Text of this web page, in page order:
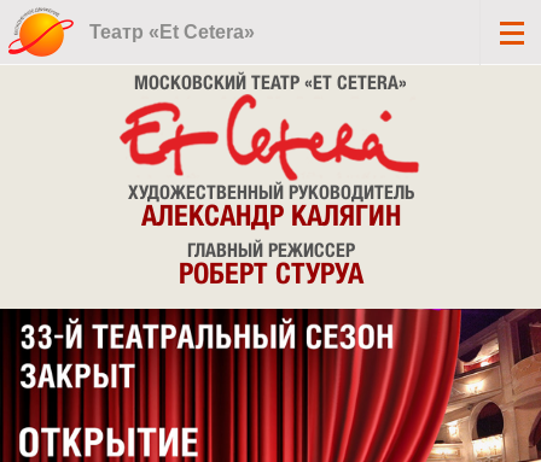
Театр «Et Cetera»
МОСКОВСКИЙ ТЕАТР «ET CETERA»
ХУДОЖЕСТВЕННЫЙ РУКОВОДИТЕЛЬ
АЛЕКСАНДР КАЛЯГИН
ГЛАВНЫЙ РЕЖИССЕР
РОБЕРТ СТУРУА